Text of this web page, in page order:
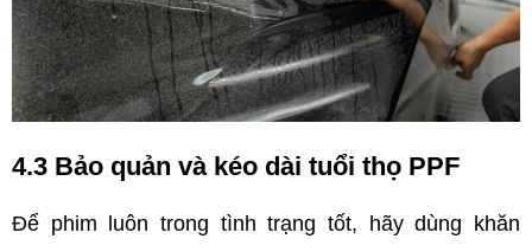
4.3 Bảo quản và kéo dài tuổi thọ PPF
Để phim luôn trong tình trạng tốt, hãy dùng khăn